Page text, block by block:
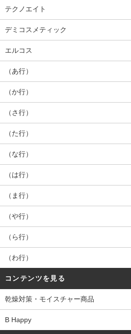
テクノエイト
デミコスメティック
エルコス
（あ行）
（か行）
（さ行）
（た行）
（な行）
（は行）
（ま行）
（や行）
（ら行）
（わ行）
コンテンツを見る
乾燥対策・モイスチャー商品
B Happy